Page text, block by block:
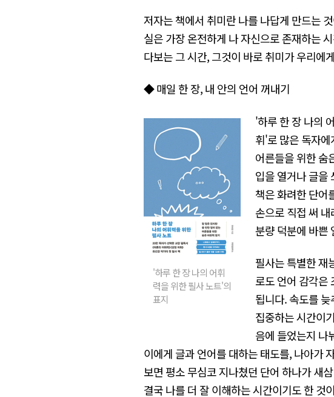
저자는 책에서 취미란 나를 나답게 만드는
실은 가장 온전하게 나 자신으로 존재하는
다보는 그 시간, 그것이 바로 취미가 우리에
◆ 매일 한 장, 내 안의 언어 꺼내기
'하루 한 장 나의 어휘
력을 위한 필사 노트'의
표지
'하루 한 장 나의
휘'로 많은 독자
어른들을 위한 숨
입을 열거나 글을
책은 화려한 단어
손으로 직접 써
분량 덕분에 바쁜
필사는 특별한 재
로도 언어 감각은
됩니다. 속도를
집중하는 시간이
음에 들었는지 나
이에게 글과 언어를 대하는 태도를, 나아가
보면 평소 무심코 지나쳤던 단어 하나가 새
결국 나를 더 잘 이해하는 시간이기도 한 것